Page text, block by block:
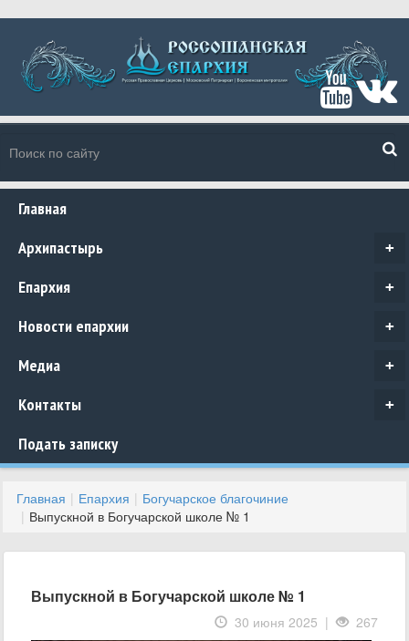
Главная
+
Архипастырь
+
Епархия
+
Новости епархии
+
Медиа
+
Контакты
Подать записку
Главная Епархия
Богучарское благочиние
Выпускной в Богучарской школе № 1
Выпускной в Богучарской школе № 1
30 июня 2025 | 267